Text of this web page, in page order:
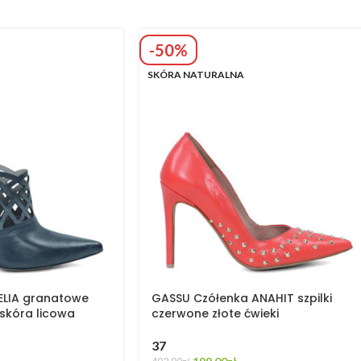
granatowe
licowa
-50%
SKÓRA NATURALNA
GASSU Czółenka ANAHIT szpilki
czerwone złote ćwieki
37